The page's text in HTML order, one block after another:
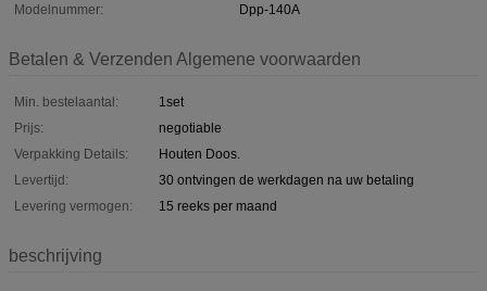
Modelnummer:
Dpp-140A
Betalen & Verzenden Algemene voorwaarden
Min. bestelaantal:
1set
Prijs:
negotiable
Verpakking Details:
Houten Doos.
Levertijd:
30 ontvingen de werkdagen na uw betaling
Levering vermogen:
15 reeks per maand
beschrijving